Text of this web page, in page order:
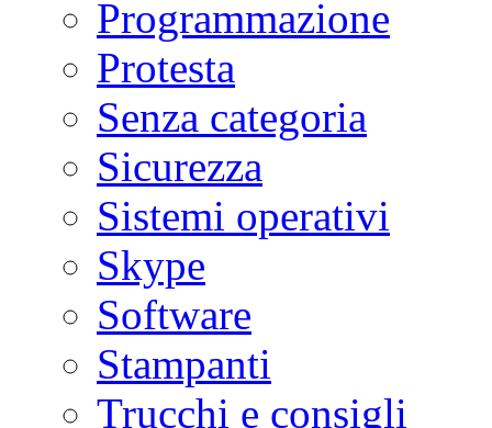
Programmazione
Protesta
Senza categoria
Sicurezza
Sistemi operativi
Skype
Software
Stampanti
Trucchi e consigli